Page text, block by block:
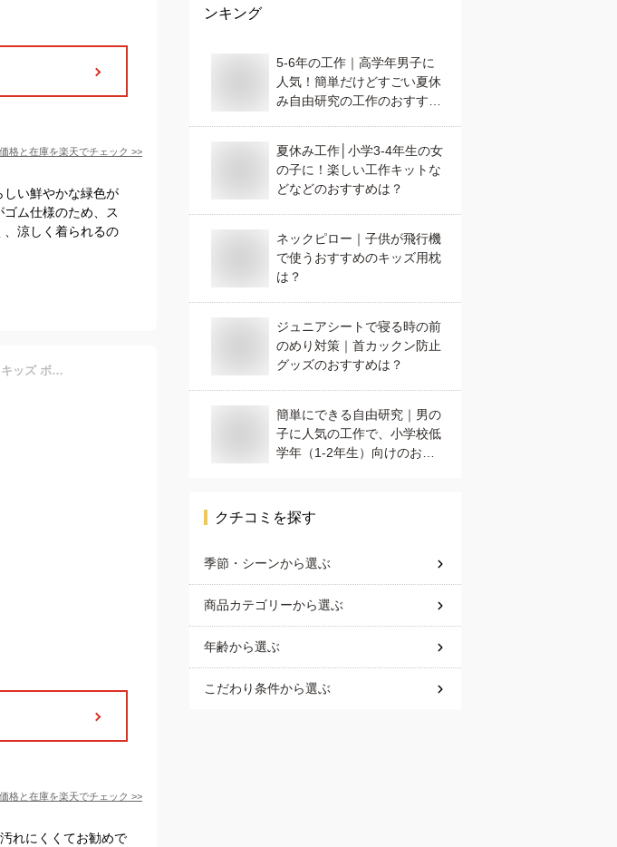
価格と在庫を楽天でチェック >>
い鮮やかな緑色が
ム仕様のため、ス
涼しく着られるの
あす楽対応 半袖 USN ロゴ プリント 撥水・撥油 Tシャツ 子供服 キッズ ボーイズ ガールズ 110-160 [09 ボトルグリーン] [10 ベージュ] 13010007-5
価格と在庫を楽天でチェック >>
れにくくてお勧めで
ンキング
5-6年の工作｜高学年男子に
人気！簡単だけどすごい夏休
み自由研究の工作のおすすめ
夏休み工作│小学3-4年生の女
の子に！楽しい工作キットな
どなどのおすすめは？
ネックピロー｜子供が飛行機
で使うおすすめのキッズ用枕
は？
ジュニアシートで寝る時の前
のめり対策｜首カックン防止
グッズのおすすめは？
簡単にできる自由研究｜男の
子に人気の工作で、小学校低
学年（1-2年生）向けのおす
クチコミを探す
季節・シーンから選ぶ
商品カテゴリーから選ぶ
年齢から選ぶ
こだわり条件から選ぶ